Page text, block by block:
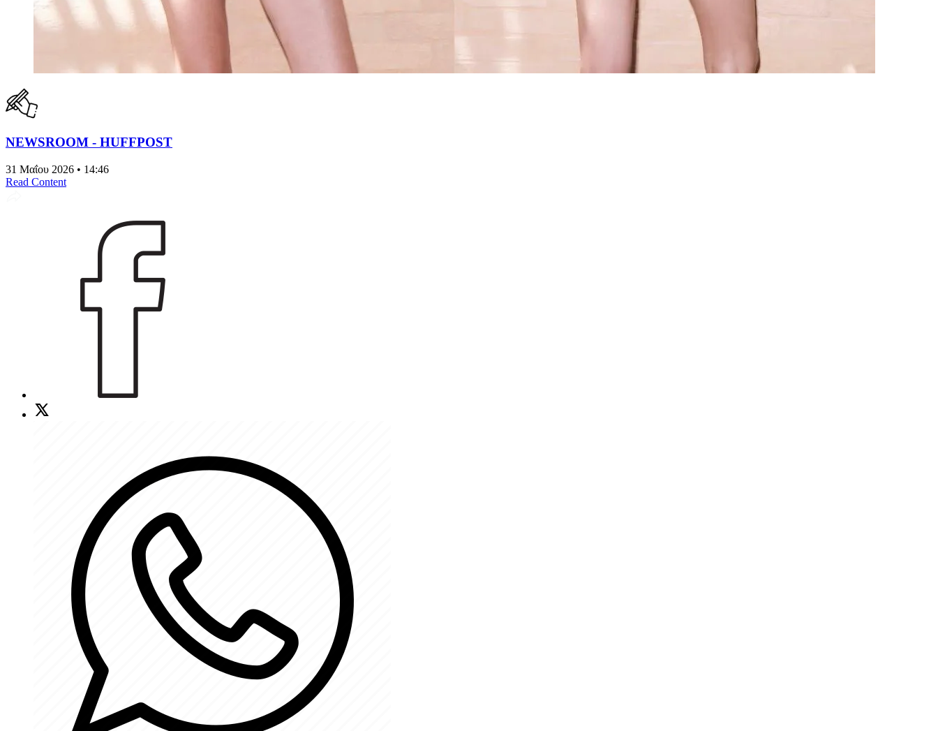
NEWSROOM - HUFFPOST
31 Μαΐου 2026 • 14:46
Read Content